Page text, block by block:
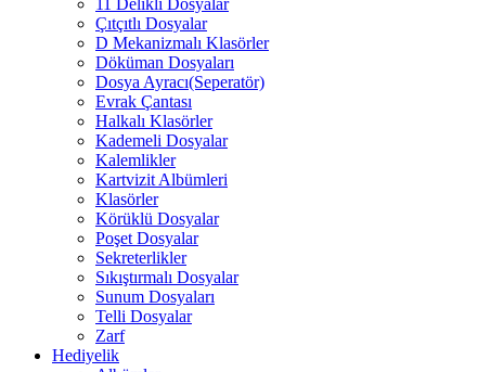
11 Delikli Dosyalar
Çıtçıtlı Dosyalar
D Mekanizmalı Klasörler
Döküman Dosyaları
Dosya Ayracı(Seperatör)
Evrak Çantası
Halkalı Klasörler
Kademeli Dosyalar
Kalemlikler
Kartvizit Albümleri
Klasörler
Körüklü Dosyalar
Poşet Dosyalar
Sekreterlikler
Sıkıştırmalı Dosyalar
Sunum Dosyaları
Telli Dosyalar
Zarf
Hediyelik